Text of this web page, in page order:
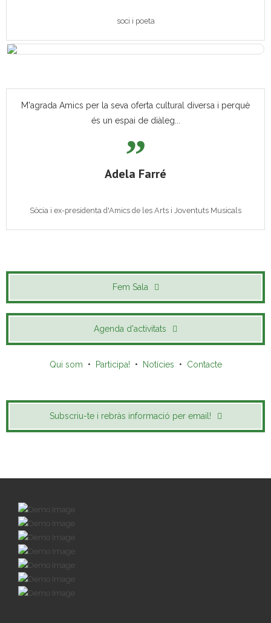
soci i poeta
M'agrada Amics per la seva oferta cultural diversa i perquè
és un espai de diàleg...
Adela Farré
Sòcia i ex-presidenta d'Amics de les Arts i Joventuts Musicals
Fem Sala
Agenda d'activitats
Qui som • Participa! • Notícies • Contacte
Subscriu-te i rebràs informació per email!